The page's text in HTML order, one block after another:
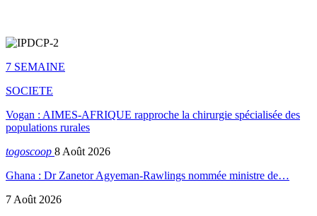
7 SEMAINE
SOCIETE
Vogan : AIMES-AFRIQUE rapproche la chirurgie spécialisée des
populations rurales
togoscoop 8 Août 2026
Ghana : Dr Zanetor Agyeman-Rawlings nommée ministre de…
7 Août 2026